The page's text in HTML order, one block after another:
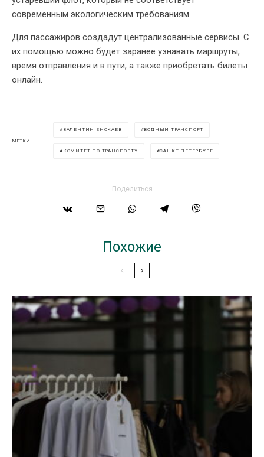
современным экологическим требованиям.
Для пассажиров создадут централизованные сервисы. С
их помощью можно будет заранее узнавать маршруты,
время отправления и в пути, а также приобретать билеты
онлайн.
МЕТКИ
ВАЛЕНТИН ЕНОКАЕВ ВОДНЫЙ ТРАНСПОРТ
КОМИТЕТ ПО ТРАНСПОРТУ САНКТ-ПЕТЕРБУРГ
Поделиться
Похожие